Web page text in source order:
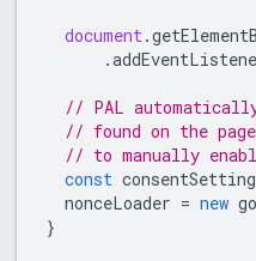
document.
.
// PAL
// found on the
// to manually
const
nonceLoader = new
}